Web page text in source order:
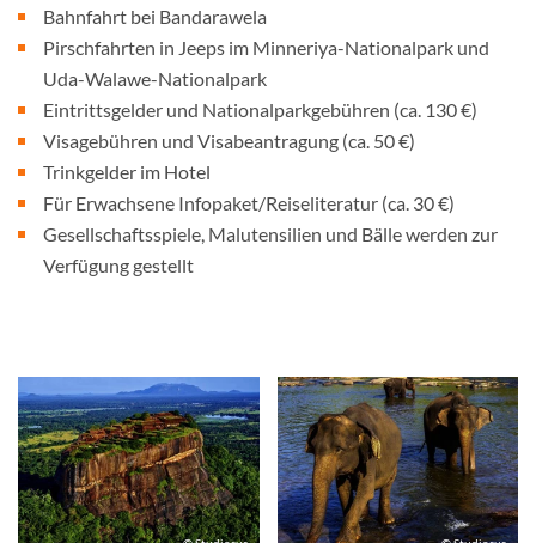
Bahnfahrt bei Bandarawela
Pirschfahrten in Jeeps im Minneriya-Nationalpark und
Uda-Walawe-Nationalpark
Eintrittsgelder und Nationalparkgebühren (ca. 130 €)
Visagebühren und Visabeantragung (ca. 50 €)
Trinkgelder im Hotel
Für Erwachsene Infopaket/Reiseliteratur (ca. 30 €)
Gesellschaftsspiele, Malutensilien und Bälle werden zur
Verfügung gestellt